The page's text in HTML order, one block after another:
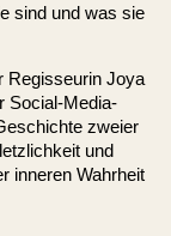
sind und was sie
Regisseurin Joya
Social-Media-
zweier
und
inneren Wahrheit